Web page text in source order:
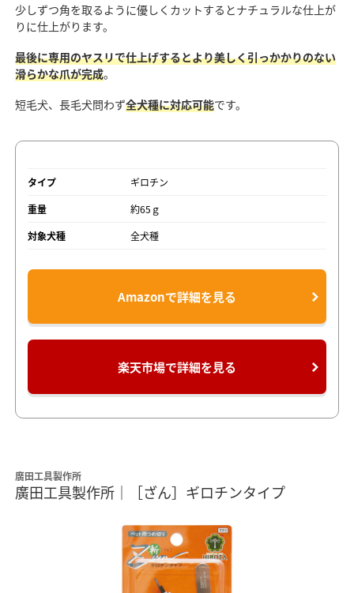
少しずつ角を取るように優しくカットするとナチュラルな仕上が
りに仕上がります。
最後に専用のヤスリで仕上げするとより美しく引っかかりのない
滑らかな爪が完成。
短毛犬、長毛犬問わず全犬種に対応可能です。
タイプ
ギロチン
重量
約65ｇ
対象犬種
全犬種
Amazonで詳細を見る
楽天市場で詳細を見る
廣田工具製作所
廣田工具製作所｜［ざん］ギロチンタイプ